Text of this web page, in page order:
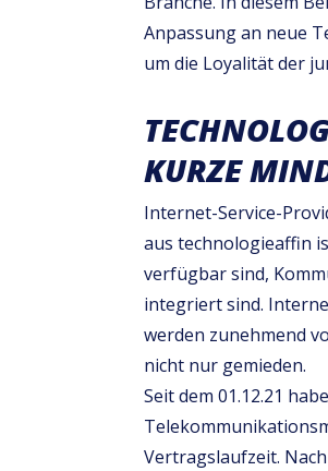
Anpassung an neue
um die Loyalität der
KURZE
Internet-Service-
aus technologieaffin
verfügbar sind,
integriert sind.
werden zunehmend
nicht nur gemieden.
Seit dem 01.12.21
Vertragslaufzeit.